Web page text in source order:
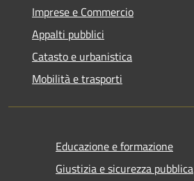
Imprese e Commercio
Appalti pubblici
Catasto e urbanistica
Mobilità e trasporti
Educazione e formazione
Giustizia e sicurezza pubblica